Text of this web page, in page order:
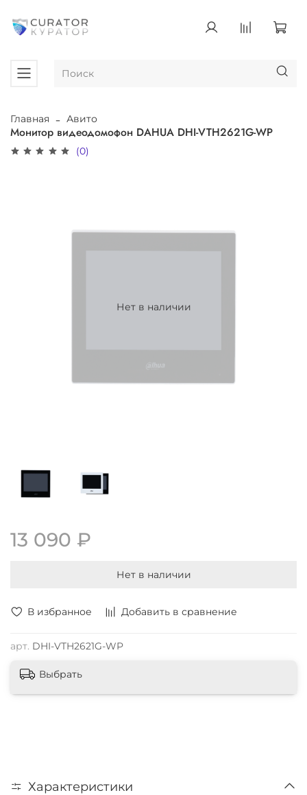
Главная Авито
Монитор видеодомофон DAHUA DHI-VTH2621G-WP
(0)
В избранное Добавить в сравнение
арт. DHI-VTH2621G-WP
Нет в наличии
13 090 ₽
Нет в наличии
Выбрать
Характеристики